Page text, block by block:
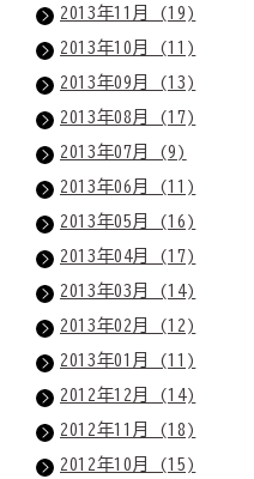
2013年11月 (19)
2013年10月 (11)
2013年09月 (13)
2013年08月 (17)
2013年07月 (9)
2013年06月 (11)
2013年05月 (16)
2013年04月 (17)
2013年03月 (14)
2013年02月 (12)
2013年01月 (11)
2012年12月 (14)
2012年11月 (18)
2012年10月 (15)